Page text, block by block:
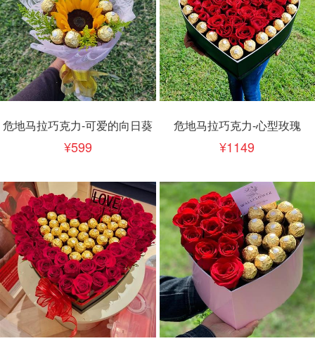
危地马拉巧克力-可爱的向日葵
599
危地马拉巧克力-心型玫瑰
1149